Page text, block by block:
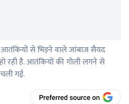
से भिड़ने वाले जांबाज सैयद
रही है. आतंकियों की गोली लगने से
गई.